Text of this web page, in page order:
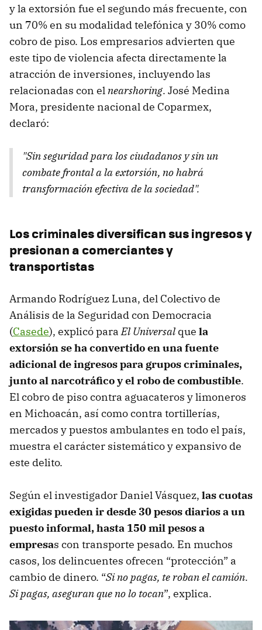
y la extorsión fue el segundo más frecuente, con
un 70% en su modalidad telefónica y 30% como
cobro de piso. Los empresarios advierten que
este tipo de violencia afecta directamente la
atracción de inversiones, incluyendo las
relacionadas con elnearshoring. José Medina
Mora, presidente nacional de Coparmex,
declaró:
"Sin seguridad para los ciudadanos y sin un
combate frontal a la extorsión, no habrá
transformación efectiva de la sociedad".
Los criminales diversifican sus ingresos y
presionan a comerciantes y
transportistas
Armando Rodríguez Luna, del Colectivo de
Análisis de la Seguridad con Democracia
(Casede), explicó paraEl Universalque la
extorsión se ha convertido en una fuente
adicional de ingresos para grupos criminales,
junto al narcotráfico y el robo de combustible.
El cobro de piso contra aguacateros y limoneros
en Michoacán, así como contra tortillerías,
mercados y puestos ambulantes en todo el país,
muestra el carácter sistemático y expansivo de
este delito.
Según el investigador Daniel Vásquez, las cuotas
exigidas pueden ir desde 30 pesos diarios a un
puesto informal, hasta 150 mil pesos a
empresas con transporte pesado. En muchos
casos, los delincuentes ofrecen “protección” a
cambio de dinero. “Si no pagas, te roban el camión.
Si pagas, aseguran que no lo tocan”, explica.